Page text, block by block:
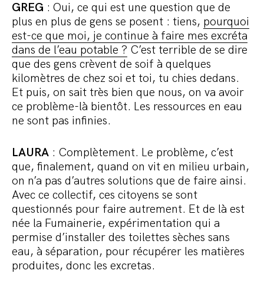
GREG : Oui, ce qui est une question que de
plus en plus de gens se posent : tiens, pourquoi
est-ce que moi, je continue à faire mes excréta
dans de l’eau potable ? C’est terrible de se dire
que des gens crèvent de soif à quelques
kilomètres de chez soi et toi, tu chies dedans.
Et puis, on sait très bien que nous, on va avoir
ce problème-là bientôt. Les ressources en eau
ne sont pas infinies.
LAURA : Complètement. Le problème, c’est
que, finalement, quand on vit en milieu urbain,
on n’a pas d’autres solutions que de faire ainsi.
Avec ce collectif, ces citoyens se sont
questionnés pour faire autrement. Et de là est
née la Fumainerie, expérimentation qui a
permise d’installer des toilettes sèches sans
eau, à séparation, pour récupérer les matières
produites, donc les excretas.